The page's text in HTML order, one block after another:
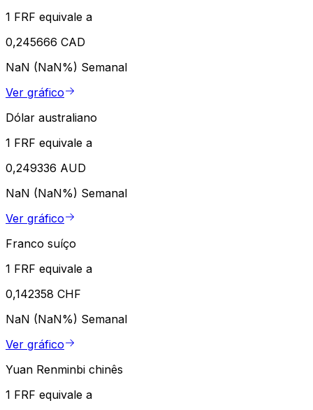
1 FRF equivale a
0,245666 CAD
NaN (NaN%) Semanal
Ver gráfico
Dólar australiano
1 FRF equivale a
0,249336 AUD
NaN (NaN%) Semanal
Ver gráfico
Franco suíço
1 FRF equivale a
0,142358 CHF
NaN (NaN%) Semanal
Ver gráfico
Yuan Renminbi chinês
1 FRF equivale a